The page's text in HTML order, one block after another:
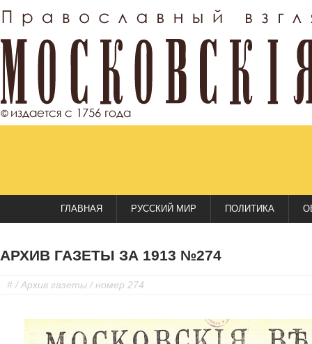
ГЛАВНАЯ РУССКИЙ МИР ПОЛИТИКА
АРХИВ ГАЗЕТЫ ЗА 1913 №274
# /Архив газеты / номер 274